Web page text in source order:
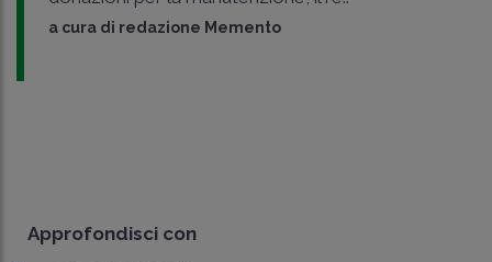
a cura di redazione Memento
Approfondisci con